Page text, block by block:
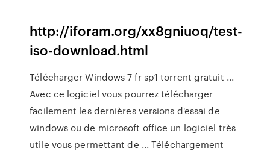
http://iforam.org/xx8gniuoq/test-
iso-download.html
Télécharger Windows 7 fr sp1 torrent gratuit ...
Avec ce logiciel vous pourrez télécharger
facilement les dernières versions d'essai de
windows ou de microsoft office un logiciel très
utile vous permettant de ... Téléchargement